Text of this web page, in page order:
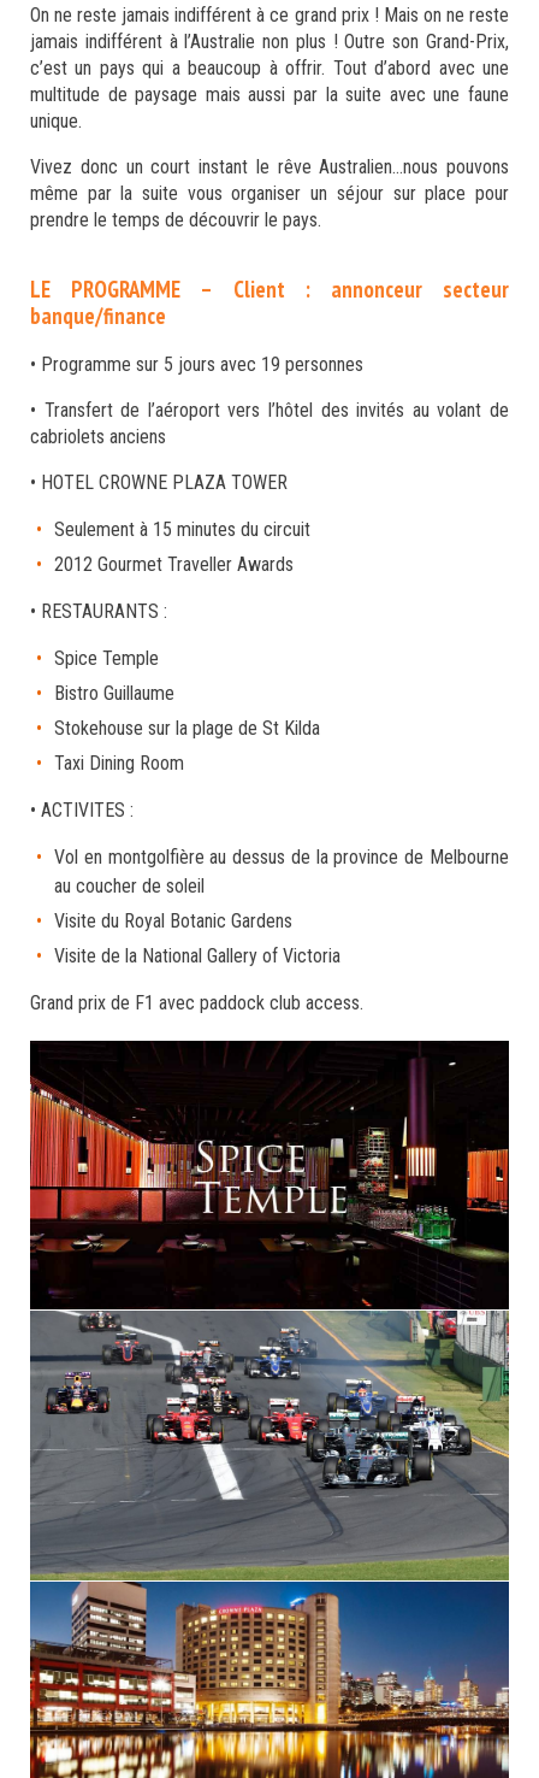
On ne reste jamais indifférent à ce grand prix ! Mais on ne reste
jamais indifférent à l’Australie non plus ! Outre son Grand-Prix,
c’est un pays qui a beaucoup à offrir. Tout d’abord avec une
multitude de paysage mais aussi par la suite avec une faune
unique.
Vivez donc un court instant le rêve Australien…nous pouvons
même par la suite vous organiser un séjour sur place pour
prendre le temps de découvrir le pays.
LE PROGRAMME – Client : annonceur secteur
banque/finance
• Programme sur 5 jours avec 19 personnes
• Transfert de l’aéroport vers l’hôtel des invités au volant de
cabriolets anciens
• HOTEL CROWNE PLAZA TOWER
Seulement à 15 minutes du circuit
2012 Gourmet Traveller Awards
• RESTAURANTS :
Spice Temple
Bistro Guillaume
Stokehouse sur la plage de St Kilda
Taxi Dining Room
• ACTIVITES :
Vol en montgolfière au dessus de la province de Melbourne
au coucher de soleil
Visite du Royal Botanic Gardens
Visite de la National Gallery of Victoria
Grand prix de F1 avec paddock club access.